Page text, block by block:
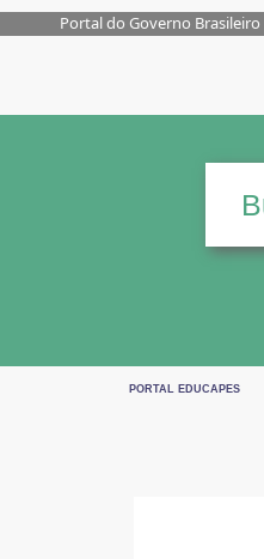
Portal do Governo Brasileiro
PORTAL EDUCAPES